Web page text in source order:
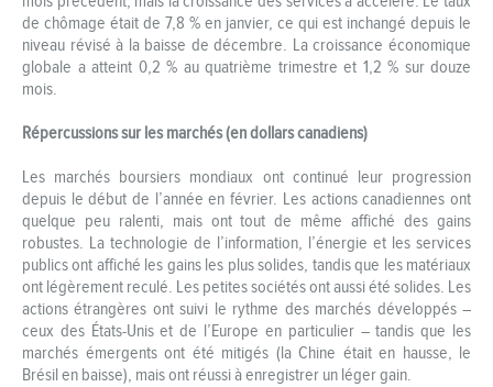
de chômage était de 7,8 % en janvier, ce qui est inchangé depuis le
niveau révisé à la baisse de décembre. La croissance économique
globale a atteint 0,2 % au quatrième trimestre et 1,2 % sur douze
mois.
Répercussions sur les marchés (en dollars canadiens)
Les marchés boursiers mondiaux ont continué leur progression
depuis le début de l’année en février. Les actions canadiennes ont
quelque peu ralenti, mais ont tout de même affiché des gains
robustes. La technologie de l’information, l’énergie et les services
publics ont affiché les gains les plus solides, tandis que les matériaux
ont légèrement reculé. Les petites sociétés ont aussi été solides. Les
actions étrangères ont suivi le rythme des marchés développés –
ceux des États-Unis et de l’Europe en particulier – tandis que les
marchés émergents ont été mitigés (la Chine était en hausse, le
Brésil en baisse), mais ont réussi à enregistrer un léger gain.